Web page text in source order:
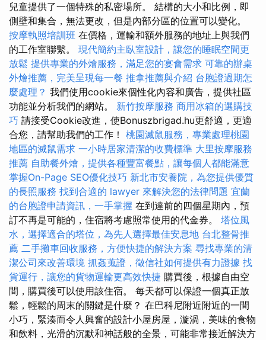
兒童提供了一個特殊的私密場所。 結構的大小和比例，即
側壁和集合，無法更改，但是內部分區的位置可以變化。
按摩執照培訓班 在價格，運輸和額外服務的地址上與我們
的工作室聯繫。 現代簡約主臥室設計，讓您的睡眠空間更
放鬆 提供專業的外燴服務，滿足您的宴會需求 可靠的辦桌
外燴推薦，完美呈現每一餐 推拿推薦與介紹 台胞證過期怎
麼處理？ 我們使用cookie來個性化內容和廣告，提供社區
功能並分析我們的網站。 新竹按摩服務 商用冰箱的選購技
巧 請接受Cookie改進，使Bonuszbrigad.hu更舒適，更適
合您，請幫助我們的工作！ 桃園滅鼠服務，專業處理桃園
地區的滅鼠需求 一小時居家清潔的收費標準 大里按摩服務
推薦 自助餐外燴，提供各種豐富餐點，讓每個人都能滿意
掌握On-Page SEO優化技巧 新北市安養院，為您提供優質
的長照服務 找到合適的 lawyer 來解決您的法律問題 宜蘭
的台胞證申請資訊，一手掌握 在到達前的四個星期內，預
訂不再是可能的，住宿將考慮照常使用的代金券。 塔位風
水，選擇適合的塔位，為先人選擇最佳安息地 台北整骨推
薦 二手攤車回收服務，方便快捷的解決方案 尋找專業的清
潔公司來改善環境 抓姦蒐證，徵信社如何提供有力證據 找
貨運行，讓您的貨物運輸更高效快捷 購買後，根據自由空
間，購買後可以使用該住宿。 每天都可以保證一個真正放
鬆，輕鬆的周末的關鍵是什麼？ 在巴科尼附近附近的一間
小巧，緊湊而令人興奮的設計小屋房屋，漩渦，美味的食物
和飲料，光滑的沉默和神話般的全景，可能非常接近解決方